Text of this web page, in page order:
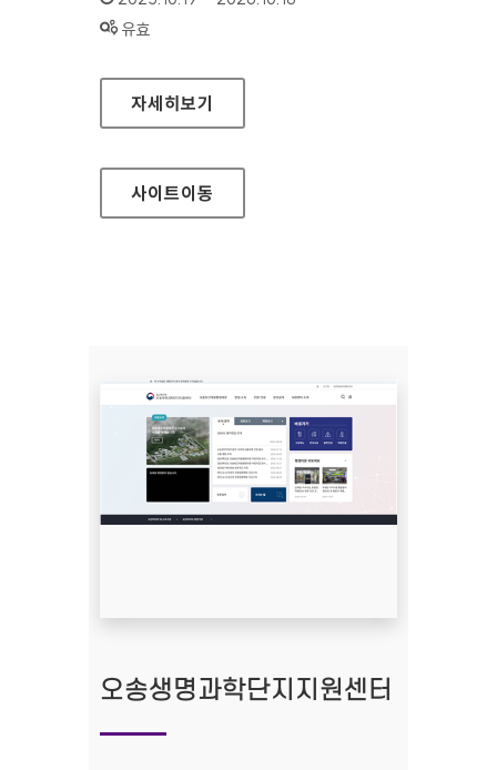
상태 :
유효
인사혁신처 대표
자세히보기
사이트이동
오송생명과학단지지원센터